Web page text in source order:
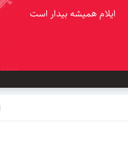
ایلام همیشه بیدار است